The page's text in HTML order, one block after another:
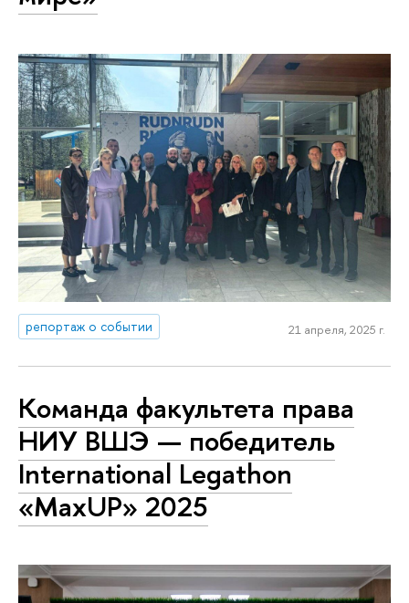
репортаж о событии 21 апреля, 2025 г.
Команда факультета права
НИУ ВШЭ — победитель
International Legathon
«MaxUP» 2025